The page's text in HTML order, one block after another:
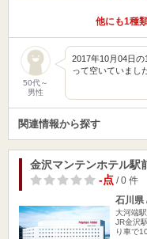
他にも1種
50代～
男性
2017年10月04日
って空いていまし
関連情報から探す
金沢マンテンホテル駅
-点/ 0 件
石川県
大河端
JR金沢
り車で